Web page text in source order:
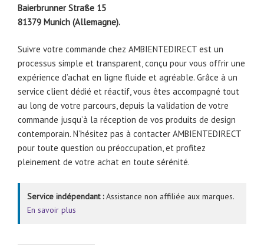
Baierbrunner Straße 15
81379 Munich (Allemagne).
Suivre votre commande chez AMBIENTEDIRECT est un
processus simple et transparent, conçu pour vous offrir une
expérience d’achat en ligne fluide et agréable. Grâce à un
service client dédié et réactif, vous êtes accompagné tout
au long de votre parcours, depuis la validation de votre
commande jusqu’à la réception de vos produits de design
contemporain. N’hésitez pas à contacter AMBIENTEDIRECT
pour toute question ou préoccupation, et profitez
pleinement de votre achat en toute sérénité.
Service indépendant :Assistance non affiliée aux marques.
En savoir plus